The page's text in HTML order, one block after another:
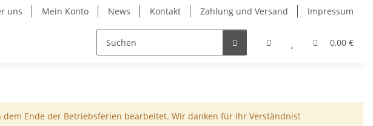
uns Mein Konto News Kontakt Zahlung und Versand Impressum
0,00 €
Ende der Betriebsferien bearbeitet. Wir danken für Ihr Verständnis!